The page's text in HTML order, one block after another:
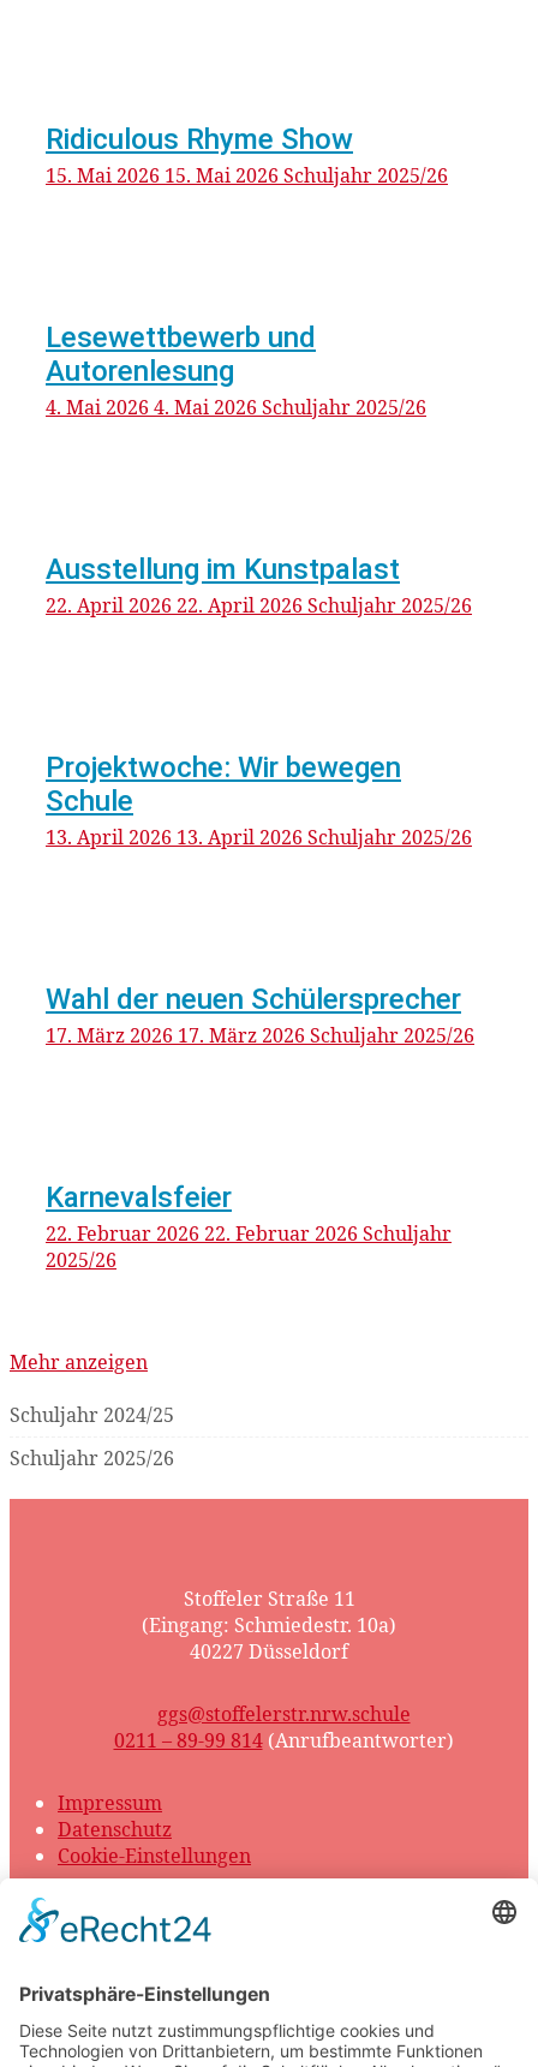
Ridiculous Rhyme Show
15. Mai 2026 15. Mai 2026 Schuljahr 2025/26
Lesewettbewerb und
Autorenlesung
4. Mai 2026 4. Mai 2026 Schuljahr 2025/26
Ausstellung im Kunstpalast
22. April 2026 22. April 2026 Schuljahr 2025/26
Projektwoche: Wir bewegen
Schule
13. April 2026 13. April 2026 Schuljahr 2025/26
Wahl der neuen Schülersprecher
17. März 2026 17. März 2026 Schuljahr 2025/26
Karnevalsfeier
22. Februar 2026 22. Februar 2026 Schuljahr
2025/26
Pagination
Mehr anzeigen
Schuljahr 2024/25
Schuljahr 2025/26
Stoffeler Straße 11
(Eingang: Schmiedestr. 10a)
40227 Düsseldorf
ggs@stoffelerstr.nrw.schule
0211 – 89-99 814(Anrufbeantworter)
Impressum
Datenschutz
Cookie-Einstellungen
© 2026 GGS Stoffeler Straße
Scroll
to
top